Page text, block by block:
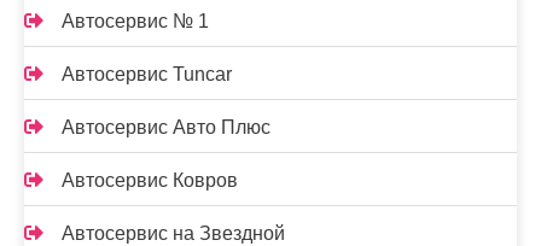
Автосервис № 1
Автосервис Tuncar
Автосервис Авто Плюс
Автосервис Ковров
Автосервис на Звездной